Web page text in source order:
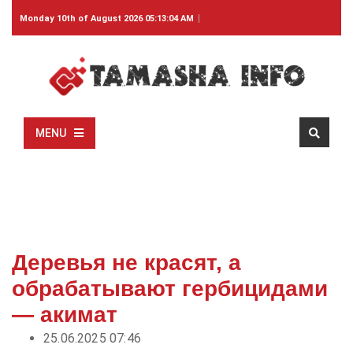
Monday 10th of August 2026 05:13:04 AM
MENU
Деревья не красят, а
обрабатывают гербицидами
— акимат
25.06.2025 07:46